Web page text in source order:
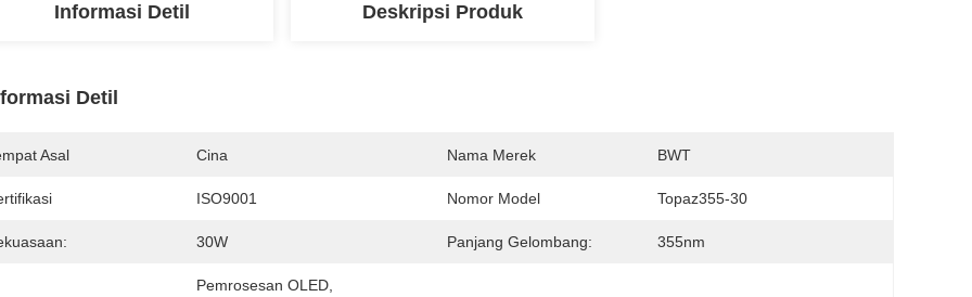
Informasi Detil Deskripsi Produk
Detil
Asal Cina Nama Merek BWT
ISO9001 Nomor Model Topaz355-30
30W Panjang Gelombang: 355nm
Pemrosesan OLED,